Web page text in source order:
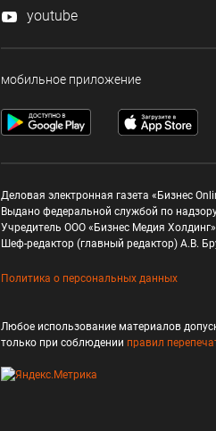
youtube
мобильное приложение
Деловая электронная газета «Бизнес
Выдано федеральной службой по
Учредитель ООО «Бизнес Медия Холдинг»
Шеф-редактор (главный редактор) А.В.
Политика о персональных данных
Любое использование материалов
только при соблюдении правил